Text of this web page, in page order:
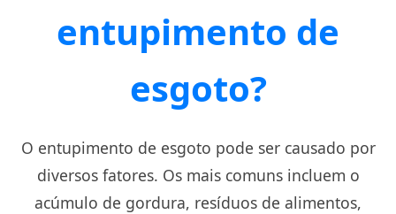
entupimento de
esgoto?
O entupimento de esgoto pode ser causado por
diversos fatores. Os mais comuns incluem o
acúmulo de gordura, resíduos de alimentos,